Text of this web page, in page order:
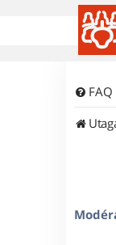
FAQ